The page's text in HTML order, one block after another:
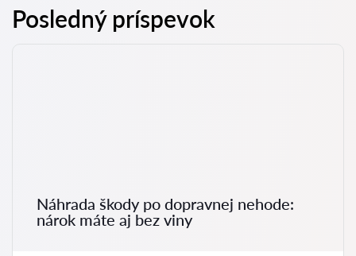
Posledný príspevok
Náhrada škody po dopravnej nehode:
nárok máte aj bez viny